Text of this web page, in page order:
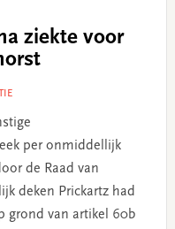
ziekte voor
per onmiddellijk
de Raad van
deken Prickartz had
grond van artikel 60b